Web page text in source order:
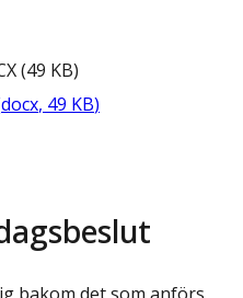
(49 KB)
docx, 49 KB)